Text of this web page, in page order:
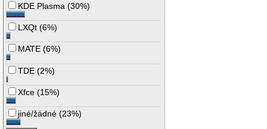
KDE Plasma (30%)
LXQt (6%)
MATE (6%)
TDE (2%)
Xfce (15%)
jiné/žádné (23%)